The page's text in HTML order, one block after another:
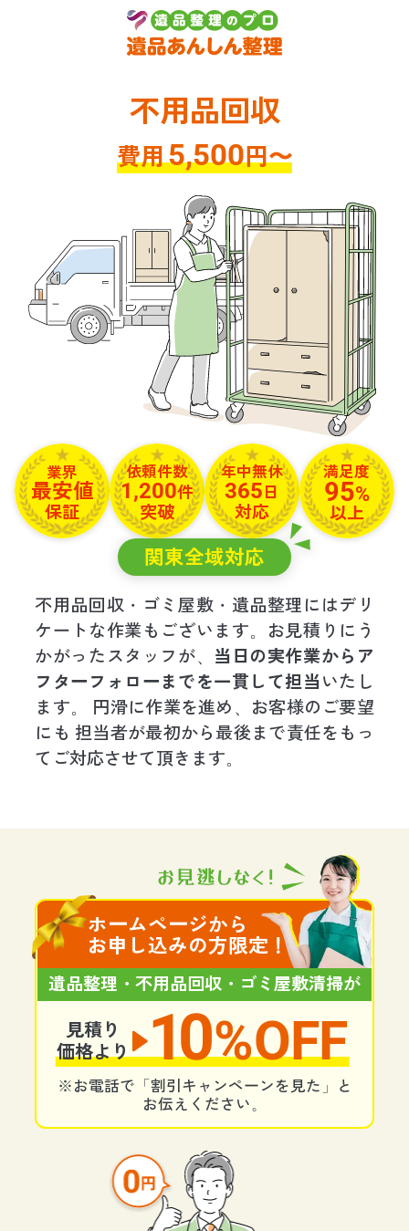
不用品回収
5,500円〜
業界
最安値
保証
依頼件数
1,200件
突破
年中無休
365 日
対応
満足度
95%
以上
関東全域対応
不用品回収・ゴミ屋敷・遺品整理にはデリ
ケートな作業もございます。お見積りにう
かがったスタッフが、 当日の実作業からア
フターフォローまでを一貫して担当いたし
ます。 円滑に作業を進め、お客様のご要望
にも 担当者が最初から最後まで責任をもっ
てご対応させて頂きます。
ホームページから
お申し込みの方限定！
遺品整理・不用品回収・ゴミ屋敷清掃が
見積り
価格より
10%OFF
※お電話で「割引キャンペーンを見た」と
お伝えください。